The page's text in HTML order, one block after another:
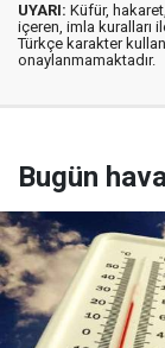
UYARI: Küfür,
içeren, imla kuralları
Türkçe karakter
onaylanmamaktadır.
Bugün